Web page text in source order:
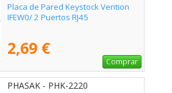
Placa de Pared Keystock Vention
IFEW0/ 2 Puertos RJ45
2,69 €
Comprar
PHASAK - PHK-2220